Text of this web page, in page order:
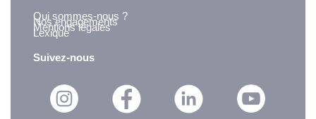
Qui sommes-nous ?
Nos engagements
Mentions légales
Lexique
Suivez-nous